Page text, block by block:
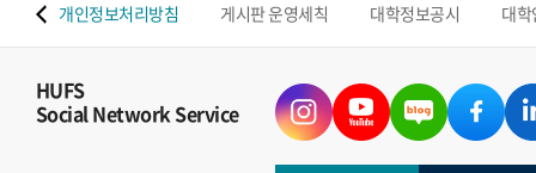
개인정보처리방침 게시판 운영세칙 대학정보공시 대
HUFS
Social Network Service